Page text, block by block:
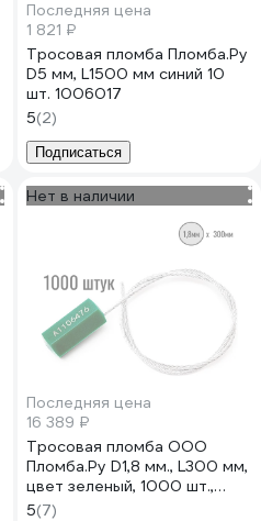
Последняя цена
1 821 ₽
Тросовая пломба Пломба.Ру
D5 мм, L1500 мм синий 10
шт. 1006017
5(2)
Подписаться
Нет в наличии
Последняя цена
16 389 ₽
Тросовая пломба ООО
Пломба.Ру D1,8 мм., L300 мм,
цвет зеленый, 1000 шт.,
призма 1006489
5(7)